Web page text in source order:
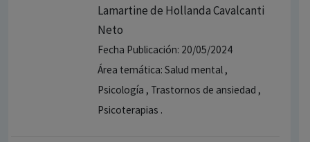
Lamartine de Hollanda Cavalcanti
Neto
Fecha Publicación: 20/05/2024
Área temática: Salud mental ,
Psicología , Trastornos de ansiedad ,
Psicoterapias .